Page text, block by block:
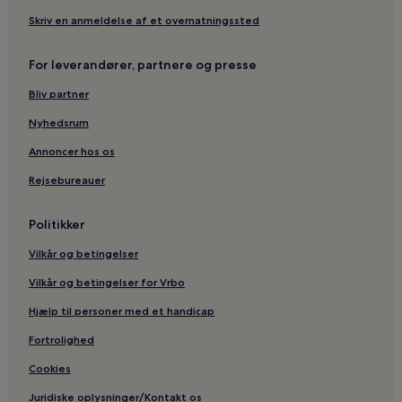
Skriv en anmeldelse af et overnatningssted
For leverandører, partnere og presse
Bliv partner
Nyhedsrum
Annoncer hos os
Rejsebureauer
Politikker
Vilkår og betingelser
Vilkår og betingelser for Vrbo
Hjælp til personer med et handicap
Fortrolighed
Cookies
Juridiske oplysninger/Kontakt os